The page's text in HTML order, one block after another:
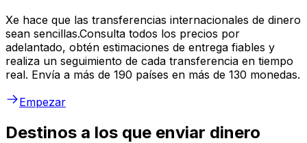
Xe hace que las transferencias internacionales de dinero
sean sencillas.Consulta todos los precios por
adelantado, obtén estimaciones de entrega fiables y
realiza un seguimiento de cada transferencia en tiempo
real. Envía a más de 190 países en más de 130 monedas.
Empezar
Destinos a los que enviar dinero